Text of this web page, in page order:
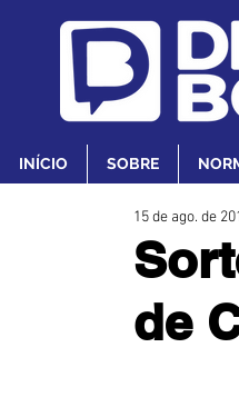
INÍCIO SOBRE
de
15 de ago. de